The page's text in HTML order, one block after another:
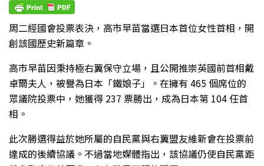
周二經國會投票表決，高市早苗當選日本首位女性首相，開
創該國歷史新篇章。
高市早苗因秉持極右翼保守立場，且公開推崇英國前首相戴
卓爾夫人，被譽為日本「鐵娘子」。在擁有 465 個席位的
眾議院投票中，她獲得 237 票勝出，成為日本第 104 任首
相。
此次勝選得益於她所屬的自民黨與右翼盟友維新會在投票前
達成的後續協議。不過當地媒體指出，該協議仍使自民黨距